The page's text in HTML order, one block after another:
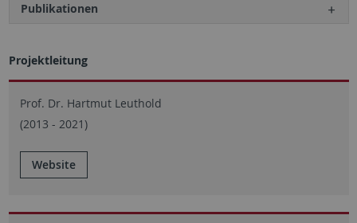
Publikationen
Projektleitung
Prof. Dr. Hartmut Leuthold
(2013 - 2021)
Website